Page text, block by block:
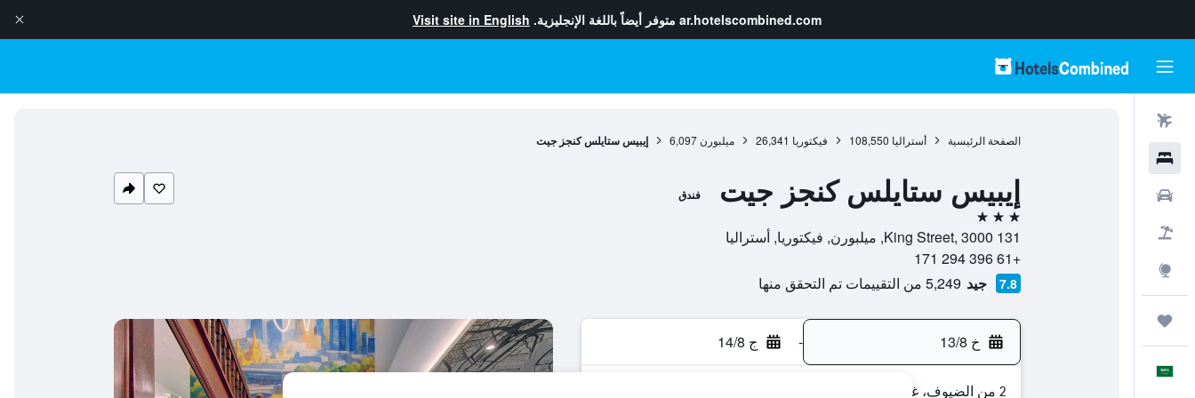
ar.hotelscombined.com متوفر أيضاً باللغة الإنجليزية. Visit site in English
الصفحة الرئيسية أستراليا 108,550 فيكتوريا 26,341 ميلبورن 6,097 إيبيس ستايلس كنجز جيت
إيبيس ستايلس كنجز جيت فندق
3 نجوم
131 King Street, 3000, ميلبورن, فيكتوريا, أستراليا
+61 396 294 171
7.8 جيد 5,249 من التقييمات تم التحقق منها
خ 13/8 - ج 14/8
2 من الضيوف، غرفة واحدة